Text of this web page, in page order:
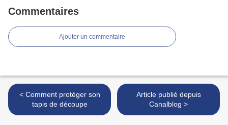
Commentaires
Ajouter un commentaire
< Comment protéger son
tapis de découpe
Article publié depuis
Canalblog >